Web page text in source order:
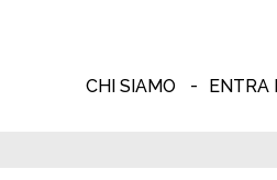
CHI SIAMO ENTRA